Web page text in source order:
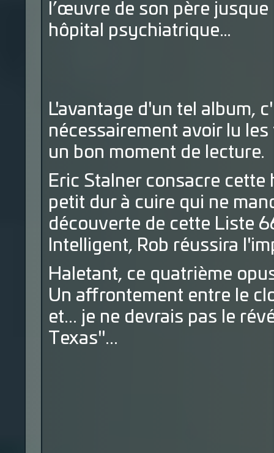
l’œuvre de son père
hôpital psychiatrique…
L'avantage d'un tel album,
nécessairement avoir lu
un bon moment de lecture.
Eric Stalner consacre
petit dur à cuire qui ne
découverte de cette Liste
Intelligent, Rob réussira
Haletant, ce quatrième
Un affrontement entre le
et... je ne devrais pas le
Texas"...